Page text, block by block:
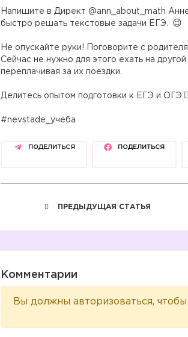
Напишите в Директ @ann_about_math
быстро решать текстовые задачи ЕГЭ.
Не опускайте руки! Поговорите с
Сейчас не нужно для этого ехать на
переплачивая за их поездки.
Делитесь опытом подготовки к ЕГЭ и ОГЭ
#nevstade_учеба
ПОДЕЛИТЬСЯ ПОДЕЛИТЬСЯ
ПРЕДЫДУЩАЯ СТАТЬЯ
Комментарии
Вы должны авторизоваться,